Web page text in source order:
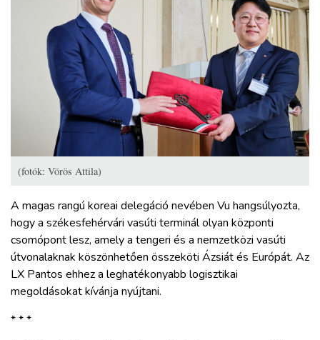
(fotók: Vörös Attila)
A magas rangú koreai delegáció nevében Vu hangsúlyozta,
hogy a székesfehérvári vasúti terminál olyan központi
csomópont lesz, amely a tengeri és a nemzetközi vasúti
útvonalaknak köszönhetően összeköti Ázsiát és Európát. Az
LX Pantos ehhez a leghatékonyabb logisztikai
megoldásokat kívánja nyújtani.
* * *